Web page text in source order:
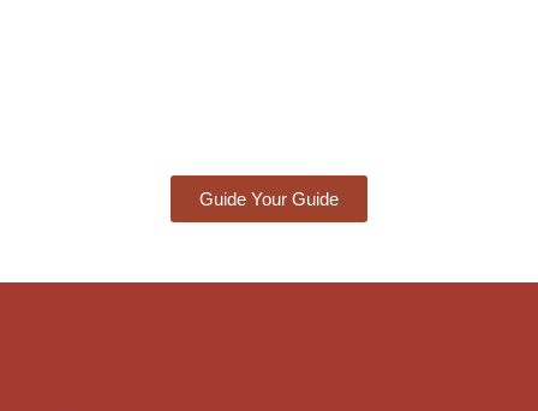
Guide Your Guide